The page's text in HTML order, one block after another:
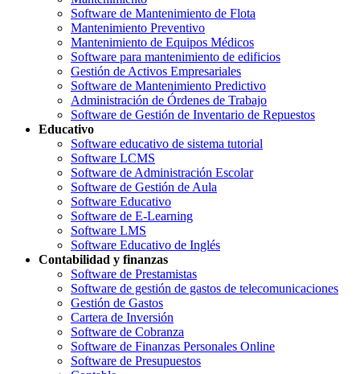
Software de Mantenimiento de Flota
Mantenimiento Preventivo
Mantenimiento de Equipos Médicos
Software para mantenimiento de edificios
Gestión de Activos Empresariales
Software de Mantenimiento Predictivo
Administración de Órdenes de Trabajo
Software de Gestión de Inventario de Repuestos
Educativo
Software educativo de sistema tutorial
Software LCMS
Software de Administración Escolar
Software de Gestión de Aula
Software Educativo
Software de E-Learning
Software LMS
Software Educativo de Inglés
Contabilidad y finanzas
Software de Prestamistas
Software de gestión de gastos de telecomunicaciones
Gestión de Gastos
Cartera de Inversión
Software de Cobranza
Software de Finanzas Personales Online
Software de Presupuestos